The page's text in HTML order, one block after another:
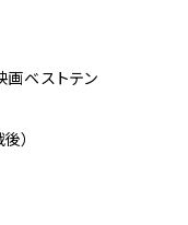
画ベストテン
）